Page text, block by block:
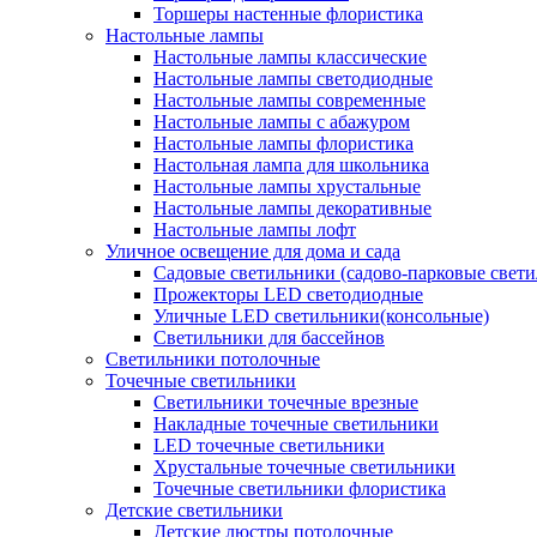
Торшеры настенные флористика
Настольные лампы
Настольные лампы классические
Настольные лампы светодиодные
Настольные лампы современные
Настольные лампы с абажуром
Настольные лампы флористика
Настольная лампа для школьника
Настольные лампы хрустальные
Настольные лампы декоративные
Настольные лампы лофт
Уличное освещение для дома и сада
Садовые светильники (садово-парковые
Прожекторы LED светодиодные
Уличные LED светильники(консольные)
Светильники для бассейнов
Светильники потолочные
Точечные светильники
Светильники точечные врезные
Накладные точечные светильники
LED точечные светильники
Хрустальные точечные светильники
Точечные светильники флористика
Детские светильники
Детские люстры потолочные